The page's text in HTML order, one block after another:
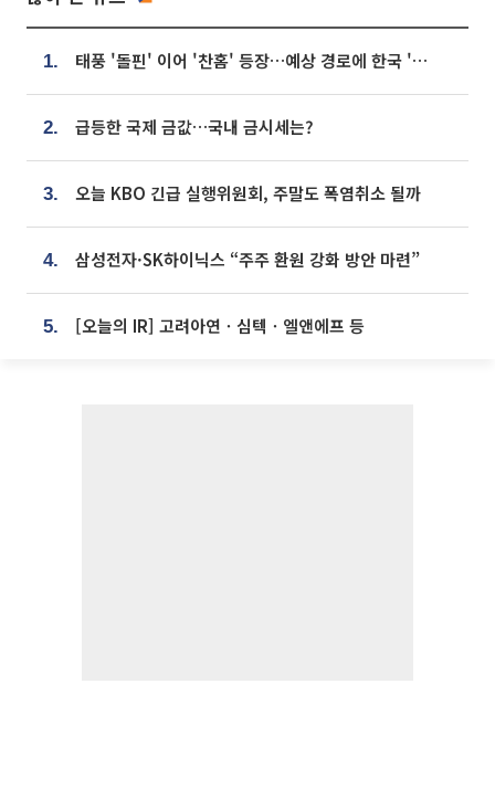
1. 태풍 '돌핀' 이어 '찬홈' 등장…예상 경로에 한국 '한숨'
2. 급등한 국제 금값…국내 금시세는?
3. 오늘 KBO 긴급 실행위원회, 주말도 폭염취소 될까
4. 삼성전자·SK하이닉스 “주주 환원 강화 방안 마련”
5. [오늘의 IR] 고려아연ㆍ심텍ㆍ엘앤에프 등